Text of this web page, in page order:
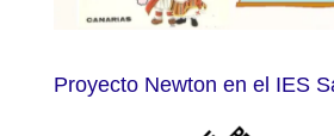
Proyecto Newton en el IES